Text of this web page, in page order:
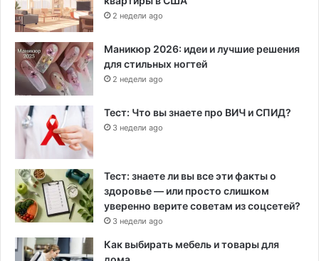
2 недели ago
Маникюр 2026: идеи и лучшие решения
для стильных ногтей
2 недели ago
Тест: Что вы знаете про ВИЧ и СПИД?
3 недели ago
Тест: знаете ли вы все эти факты о
здоровье — или просто слишком
уверенно верите советам из соцсетей?
3 недели ago
Как выбирать мебель и товары для